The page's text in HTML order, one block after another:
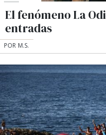
El fenómeno La
entradas
POR M.S.